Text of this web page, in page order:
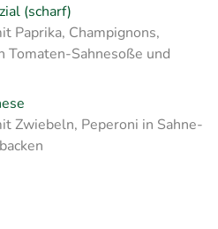
(scharf)
Paprika, Champignons,
Tomaten-Sahnesoße und
Zwiebeln, Peperoni in Sahne-